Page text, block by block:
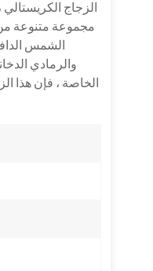
الزجاج
الشمس
والرمادي
الخاصة ، فإن هذا